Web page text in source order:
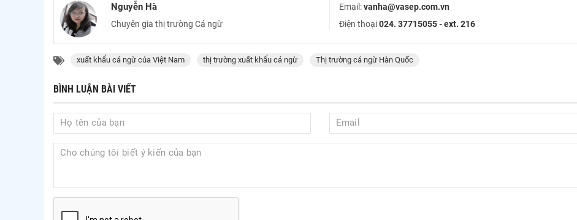
Nguyễn Hà
Chuyên gia thị trường Cá ngừ
Email:vanha@vasep.com.vn
Điện thoại024. 37715055 - ext. 216
xuất khẩu cá ngừ của Việt Nam thị trường xuất khẩu cá ngừ Thị trường cá ngừ Hàn Quốc
BÌNH LUẬN BÀI VIẾT